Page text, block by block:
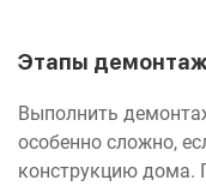
Этапы
Выполнить
особенно сложно,
конструкцию дома.